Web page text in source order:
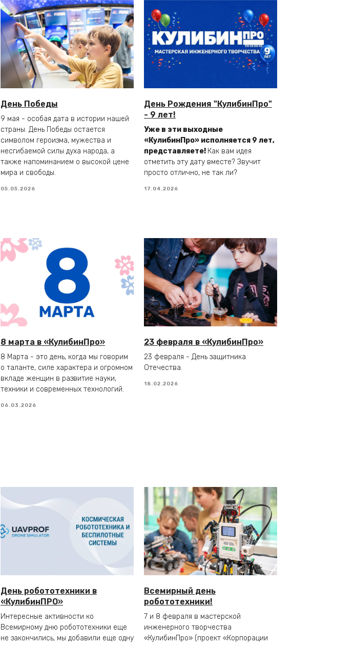
День Победы
9 мая - особая дата в истории нашей
страны. День Победы остается
символом героизма, мужества и
несгибаемой силы духа народа, а
также напоминанием о высокой цене
мира и свободы.
05.05.2026
День Рождения "КулибинПро"
- 9 лет!
Уже в эти выходные
«КулибинПро» исполняется 9 лет,
представляете! Как вам идея
отметить эту дату вместе? Звучит
просто отлично, не так ли?
17.04.2026
8 марта в «КулибинПро»
8 Марта - это день, когда мы говорим
о таланте, силе характера и огромном
вкладе женщин в развитие науки,
техники и современных технологий.
06.03.2026
23 февраля в «КулибинПро»
23 февраля - День защитника
Отечества.
18.02.2026
День робототехники в
«КулибинПРО»
Интересные активности ко
Всемирному дню робототехники еще
не закончились, мы добавили еще одну
Всемирный день
робототехники!
7 и 8 февраля в мастерской
инженерного творчества
«КулибинПро» (проект «Корпорации